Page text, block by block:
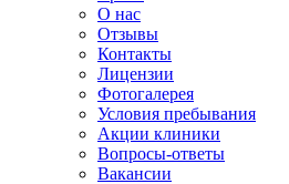
О нас
Отзывы
Контакты
Лицензии
Фотогалерея
Условия пребывания
Акции клиники
Вопросы-ответы
Вакансии